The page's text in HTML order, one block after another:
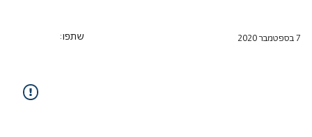
שתפו: 7 בספטמבר 2020